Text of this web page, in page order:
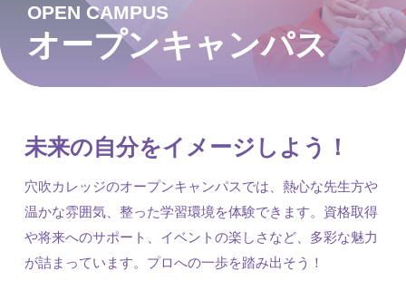
OPEN CAMPUS
オープンキャンパス
未来の自分をイメージしよう！
穴吹カレッジのオープンキャンパスでは、熱心な先生方や
温かな雰囲気、整った学習環境を体験できます。資格取得
や将来へのサポート、イベントの楽しさなど、多彩な魅力
が詰まっています。プロへの一歩を踏み出そう！